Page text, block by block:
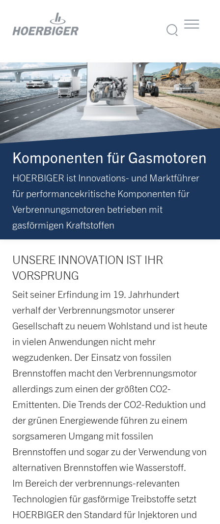
Komponenten für Gasmotoren
HOERBIGER ist Innovations- und Marktführer
für performancekritische Komponenten für
Verbrennungsmotoren betrieben mit
gasförmigen Kraftstoffen
UNSERE INNOVATION IST IHR
VORSPRUNG
Seit seiner Erfindung im 19. Jahrhundert
verhalf der Verbrennungsmotor unserer
Gesellschaft zu neuem Wohlstand und ist heute
in vielen Anwendungen nicht mehr
wegzudenken. Der Einsatz von fossilen
Brennstoffen macht den Verbrennungsmotor
allerdings zum einen der größten CO2-
Emittenten. Die Trends der CO2-Reduktion und
der grünen Energiewende führen zu einem
sorgsameren Umgang mit fossilen
Brennstoffen und sogar zu der Verwendung von
alternativen Brennstoffen wie Wasserstoff.
Im Bereich der verbrennungs-relevanten
Technologien für gasförmige Treibstoffe setzt
HOERBIGER den Standard für Injektoren und